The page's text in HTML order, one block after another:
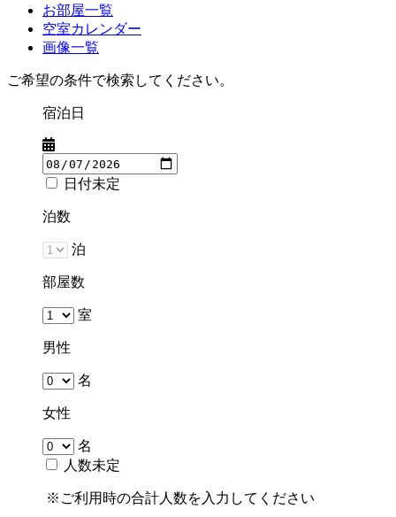
お部屋一覧
空室カレンダー
画像一覧
ご希望の条件で検索してください。
宿泊日
日付未定
泊数
泊
部屋数
室
男性
名
女性
名
人数未定
※ご利用時の合計人数を入力してください